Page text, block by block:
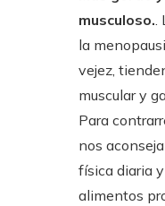
musculoso..
la
vejez,
muscular y
Para
nos
física diaria
alimentos